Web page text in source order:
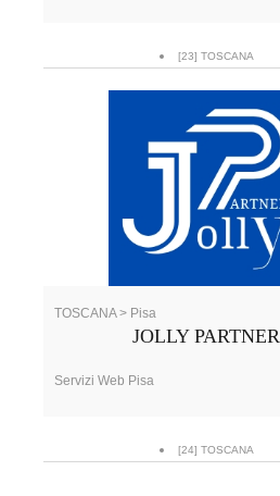
[23] TOSCANA
TOSCANA > Pisa
JOLLY PARTNER
Servizi Web Pisa
[24] TOSCANA